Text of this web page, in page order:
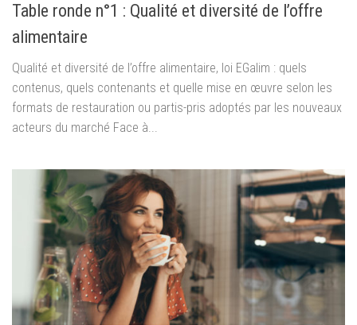
Table ronde n°1 : Qualité et diversité de l’offre
alimentaire
Qualité et diversité de l’offre alimentaire, loi EGalim : quels
contenus, quels contenants et quelle mise en œuvre selon les
formats de restauration ou partis-pris adoptés par les nouveaux
acteurs du marché Face à...